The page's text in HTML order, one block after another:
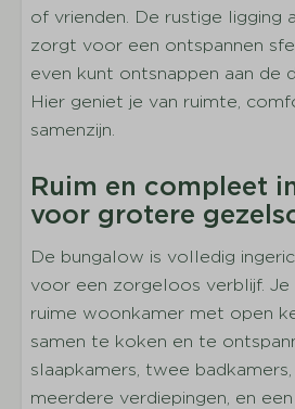
Keuken
Keukengerei
Compleet ingerichte keuken
Servies
Drinkglazen
Pannen
Koffiezetapparaat
Waterkoker
Koelkast+vriesvak
Gaskookplaat
Combi magnetron
of vrienden. De rustige ligging
zorgt voor een ontspannen
even kunt ontsnappen aan de
Hier geniet je van ruimte,
samenzijn.
Ruim en compleet
voor grotere
De bungalow is volledig
voor een zorgeloos verblijf.
ruime woonkamer met open
samen te koken en te
slaapkamers, twee
meerdere verdiepingen, en